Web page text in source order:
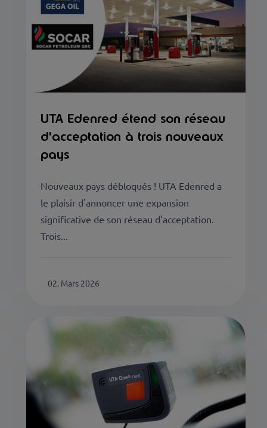
UTA Edenred étend son réseau
d'acceptation à trois nouveaux
pays
Nouveaux pays débloqués ! UTA Edenred a
le plaisir d'annoncer une expansion
significative de son réseau d'acceptation.
Trois...
02. Mars 2026